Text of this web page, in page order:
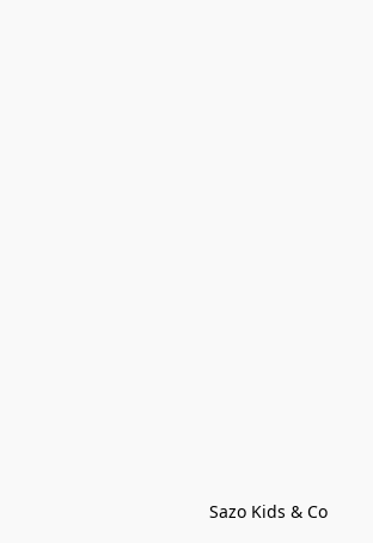
Sazo Kids & Co